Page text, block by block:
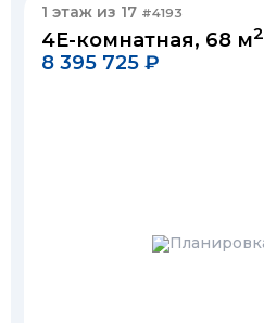
1 этаж из 17 #4193
4Е-комнатная, 68 м2
8 395 725 ₽